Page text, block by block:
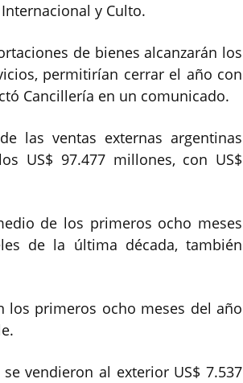
y Culto.
de bienes alcanzarán los
permitirían cerrar el año con
Cancillería en un comunicado.
las ventas externas argentinas
US$ 97.477 millones, con US$
de los primeros ocho meses
de la última década, también
los primeros ocho meses del año
vendieron al exterior US$ 7.537